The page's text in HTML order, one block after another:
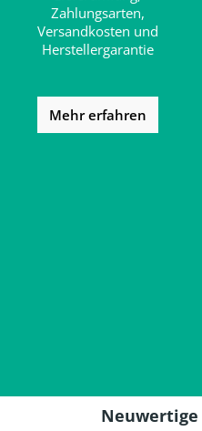
Zahlungsarten,
Versandkosten und
Herstellergarantie
Mehr erfahren
Neuwertige